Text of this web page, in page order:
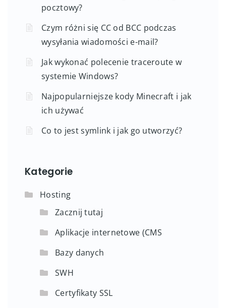
pocztowy?
Czym różni się CC od BCC podczas
wysyłania wiadomości e-mail?
Jak wykonać polecenie traceroute w
systemie Windows?
Najpopularniejsze kody Minecraft i jak
ich używać
Co to jest symlink i jak go utworzyć?
Kategorie
Hosting
Zacznij tutaj
Aplikacje internetowe (CMS
Bazy danych
SWH
Certyfikaty SSL